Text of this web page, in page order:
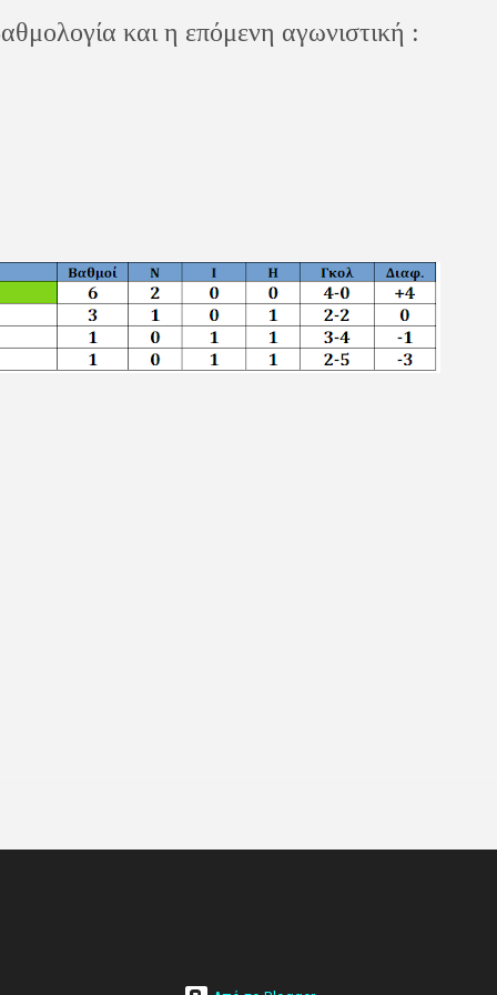
και η επόμενη αγωνιστική :